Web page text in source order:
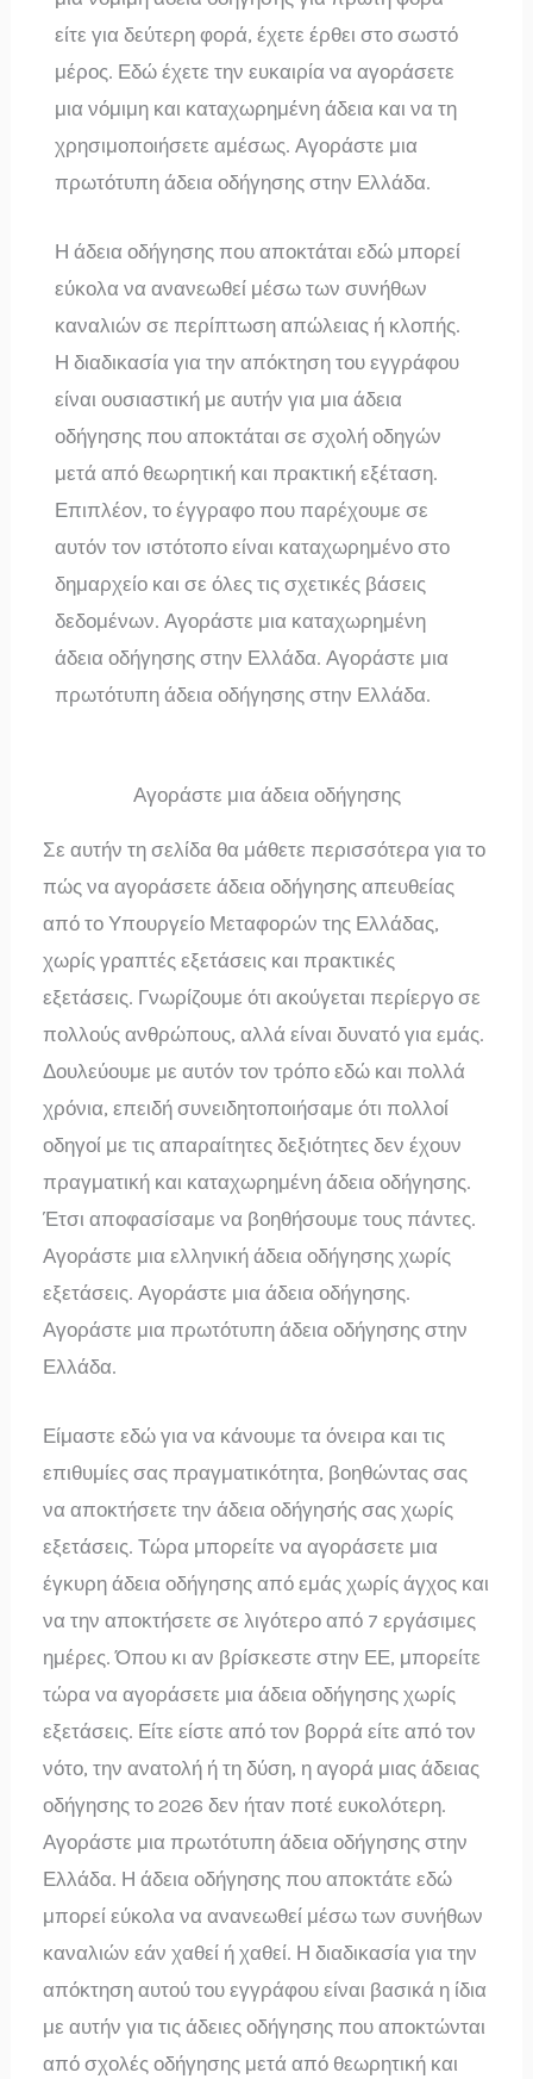
είτε για δεύτερη φορά, έχετε έρθει στο σωστό
μέρος. Εδώ έχετε την ευκαιρία να αγοράσετε
μια νόμιμη και καταχωρημένη άδεια και να τη
χρησιμοποιήσετε αμέσως. Αγοράστε μια
πρωτότυπη άδεια οδήγησης στην Ελλάδα.
Η άδεια οδήγησης που αποκτάται εδώ μπορεί
εύκολα να ανανεωθεί μέσω των συνήθων
καναλιών σε περίπτωση απώλειας ή κλοπής.
Η διαδικασία για την απόκτηση του εγγράφου
είναι ουσιαστική με αυτήν για μια άδεια
οδήγησης που αποκτάται σε σχολή οδηγών
μετά από θεωρητική και πρακτική εξέταση.
Επιπλέον, το έγγραφο που παρέχουμε σε
αυτόν τον ιστότοπο είναι καταχωρημένο στο
δημαρχείο και σε όλες τις σχετικές βάσεις
δεδομένων. Αγοράστε μια καταχωρημένη
άδεια οδήγησης στην Ελλάδα. Αγοράστε μια
πρωτότυπη άδεια οδήγησης στην Ελλάδα.
Αγοράστε μια άδεια οδήγησης
Σε αυτήν τη σελίδα θα μάθετε περισσότερα για το
πώς να αγοράσετε άδεια οδήγησης απευθείας
από το Υπουργείο Μεταφορών της Ελλάδας,
χωρίς γραπτές εξετάσεις και πρακτικές
εξετάσεις. Γνωρίζουμε ότι ακούγεται περίεργο σε
πολλούς ανθρώπους, αλλά είναι δυνατό για εμάς.
Δουλεύουμε με αυτόν τον τρόπο εδώ και πολλά
χρόνια, επειδή συνειδητοποιήσαμε ότι πολλοί
οδηγοί με τις απαραίτητες δεξιότητες δεν έχουν
πραγματική και καταχωρημένη άδεια οδήγησης.
Έτσι αποφασίσαμε να βοηθήσουμε τους πάντες.
Αγοράστε μια ελληνική άδεια οδήγησης χωρίς
εξετάσεις. Αγοράστε μια άδεια οδήγησης.
Αγοράστε μια πρωτότυπη άδεια οδήγησης στην
Ελλάδα.
Είμαστε εδώ για να κάνουμε τα όνειρα και τις
επιθυμίες σας πραγματικότητα, βοηθώντας σας
να αποκτήσετε την άδεια οδήγησής σας χωρίς
εξετάσεις. Τώρα μπορείτε να αγοράσετε μια
έγκυρη άδεια οδήγησης από εμάς χωρίς άγχος και
να την αποκτήσετε σε λιγότερο από 7 εργάσιμες
ημέρες. Όπου κι αν βρίσκεστε στην ΕΕ, μπορείτε
τώρα να αγοράσετε μια άδεια οδήγησης χωρίς
εξετάσεις. Είτε είστε από τον βορρά είτε από τον
νότο, την ανατολή ή τη δύση, η αγορά μιας άδειας
οδήγησης το 2026 δεν ήταν ποτέ ευκολότερη.
Αγοράστε μια πρωτότυπη άδεια οδήγησης στην
Ελλάδα. Η άδεια οδήγησης που αποκτάτε εδώ
μπορεί εύκολα να ανανεωθεί μέσω των συνήθων
καναλιών εάν χαθεί ή χαθεί. Η διαδικασία για την
απόκτηση αυτού του εγγράφου είναι βασικά η ίδια
με αυτήν για τις άδειες οδήγησης που αποκτώνται
από σχολές οδήγησης μετά από θεωρητική και